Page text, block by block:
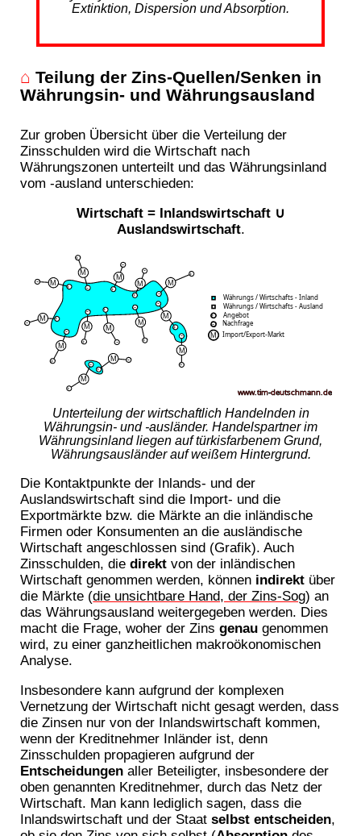
Extinktion, Dispersion und Absorption.
⌂ Teilung der Zins-Quellen/Senken in
Währungsin- und Währungsausland
Zur groben Übersicht über die Verteilung der
Zinsschulden wird die Wirtschaft nach
Währungszonen unterteilt und das Währungsinland
vom -ausland unterschieden:
Wirtschaft = Inlandswirtschaft ∪
Auslandswirtschaft.
Unterteilung der wirtschaftlich Handelnden in
Währungsin- und -ausländer. Handelspartner im
Währungsinland liegen auf türkisfarbenem Grund,
Währungsausländer auf weißem Hintergrund.
Die Kontaktpunkte der Inlands- und der
Auslandswirtschaft sind die Import- und die
Exportmärkte bzw. die Märkte an die inländische
Firmen oder Konsumenten an die ausländische
Wirtschaft angeschlossen sind (Grafik). Auch
Zinsschulden, diedirekt von der inländischen
Wirtschaft genommen werden, können indirekt über
die Märkte (die unsichtbare Hand, der Zins-Sog) an
das Währungsausland weitergegeben werden. Dies
macht die Frage, woher der Zinsgenau genommen
wird, zu einer ganzheitlichen makroökonomischen
Analyse.
Insbesondere kann aufgrund der komplexen
Vernetzung der Wirtschaft nicht gesagt werden, dass
die Zinsen nur von der Inlandswirtschaft kommen,
wenn der Kreditnehmer Inländer ist, denn
Zinsschulden propagieren aufgrund der
Entscheidungen aller Beteiligter, insbesondere der
oben genannten Kreditnehmer, durch das Netz der
Wirtschaft. Man kann lediglich sagen, dass die
Inlandswirtschaft und der Staatselbst entscheiden,